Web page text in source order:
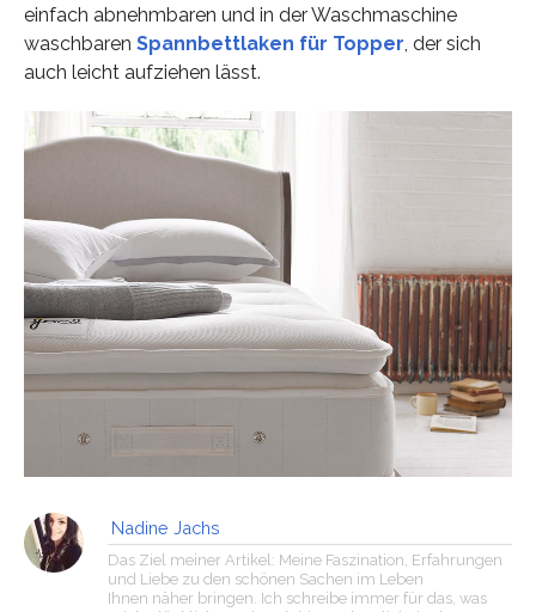
einfach abnehmbaren und in der Waschmaschine
waschbaren Spannbettlaken für Topper, der sich
auch leicht aufziehen lässt.
Nadine Jachs
Das Ziel meiner Artikel: Meine Faszination, Erfahrungen
und Liebe zu den schönen Sachen im Leben
Ihnen näher bringen. Ich schreibe immer für das, was